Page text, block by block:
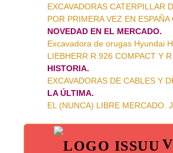
EXCAVADORAS CATERPILLAR
POR PRIMERA VEZ EN
NOVEDAD EN EL MERCADO.
Excavadora de orugas Hyundai
LIEBHERR R 926 COMPACT Y
HISTORIA.
EXCAVADORAS DE CABLES Y
LA ÚLTIMA.
EL (NUNCA) LIBRE MERCADO.